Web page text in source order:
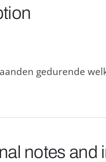
gedurende
notes and